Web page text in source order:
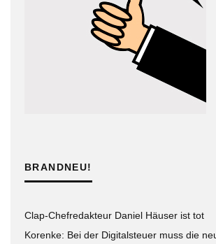
BRANDNEU!
Clap-Chefredakteur Daniel Häuser ist tot
Korenke: Bei der Digitalsteuer muss die